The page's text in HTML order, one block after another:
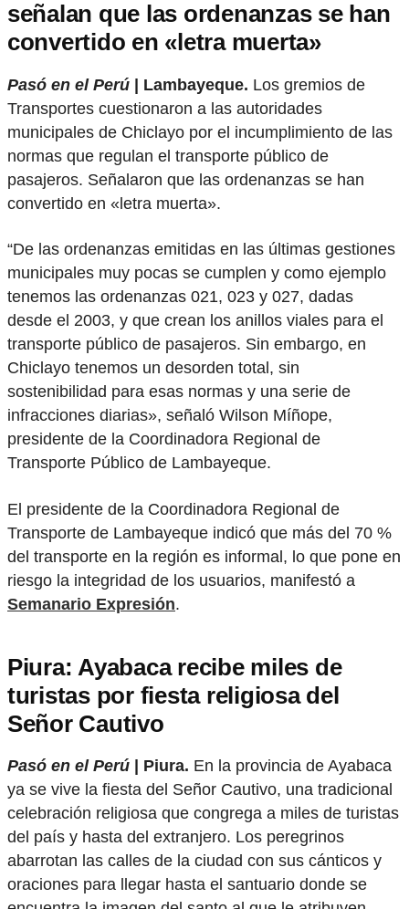
señalan que las ordenanzas se han
convertido en «letra muerta»
Pasó en el Perú | Lambayeque. Los gremios de
Transportes cuestionaron a las autoridades
municipales de Chiclayo por el incumplimiento de las
normas que regulan el transporte público de
pasajeros. Señalaron que las ordenanzas se han
convertido en «letra muerta».
“De las ordenanzas emitidas en las últimas gestiones
municipales muy pocas se cumplen y como ejemplo
tenemos las ordenanzas 021, 023 y 027, dadas
desde el 2003, y que crean los anillos viales para el
transporte público de pasajeros. Sin embargo, en
Chiclayo tenemos un desorden total, sin
sostenibilidad para esas normas y una serie de
infracciones diarias», señaló Wilson Míñope,
presidente de la Coordinadora Regional de
Transporte Público de Lambayeque.
El presidente de la Coordinadora Regional de
Transporte de Lambayeque indicó que más del 70 %
del transporte en la región es informal, lo que pone en
riesgo la integridad de los usuarios, manifestó a
Semanario Expresión.
Piura: Ayabaca recibe miles de
turistas por fiesta religiosa del
Señor Cautivo
Pasó en el Perú | Piura. En la provincia de Ayabaca
ya se vive la fiesta del Señor Cautivo, una tradicional
celebración religiosa que congrega a miles de turistas
del país y hasta del extranjero. Los peregrinos
abarrotan las calles de la ciudad con sus cánticos y
oraciones para llegar hasta el santuario donde se